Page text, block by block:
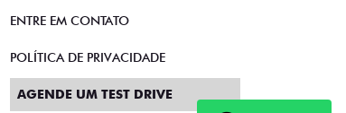
ENTRE EM CONTATO
POLÍTICA DE PRIVACIDADE
AGENDE UM TEST DRIVE